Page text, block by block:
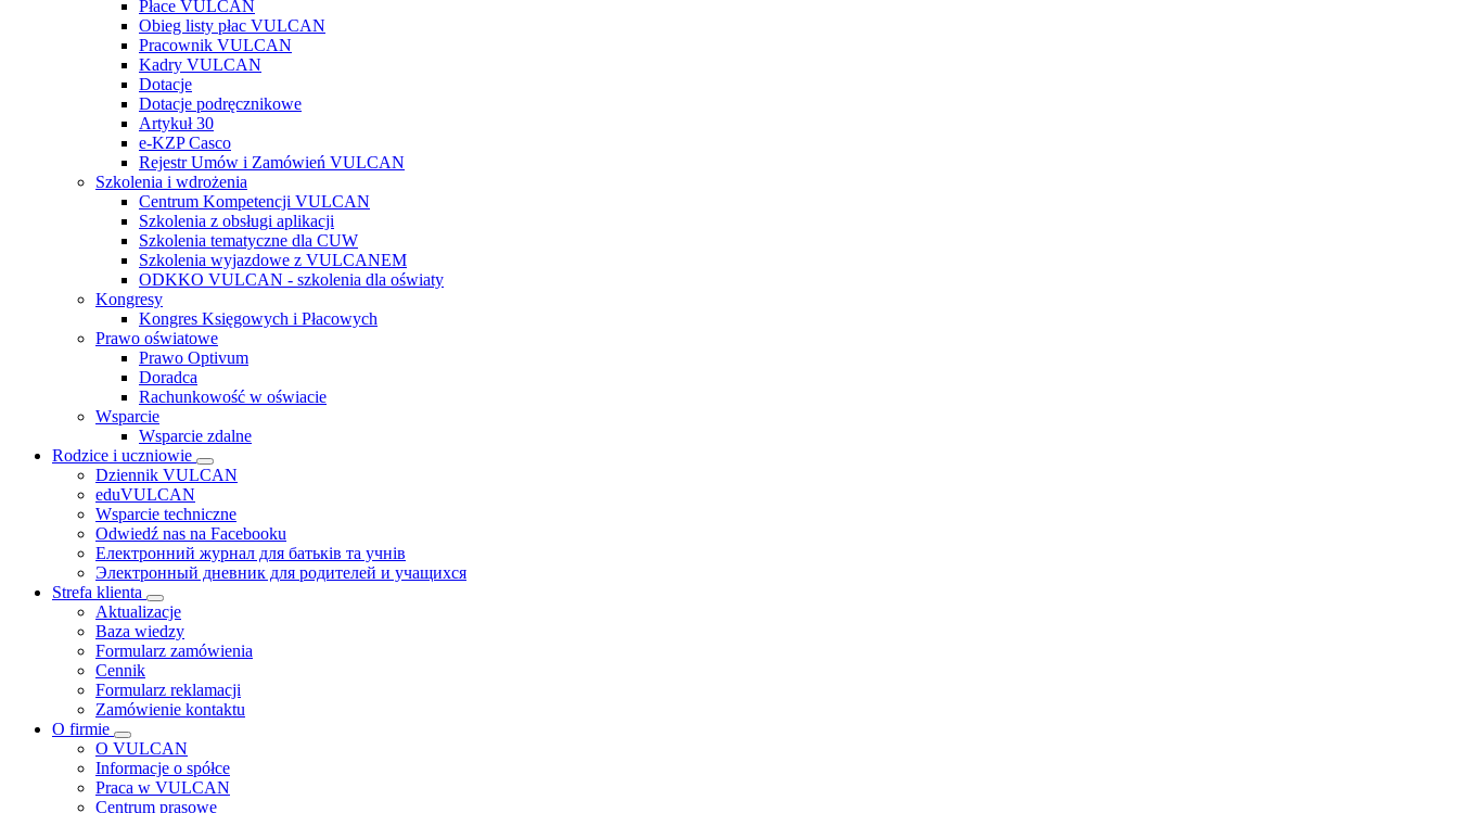
Płace VULCAN
Obieg listy płac VULCAN
Pracownik VULCAN
Kadry VULCAN
Dotacje
Dotacje podręcznikowe
Artykuł 30
e-KZP Casco
Rejestr Umów i Zamówień VULCAN
Szkolenia i wdrożenia
Centrum Kompetencji VULCAN
Szkolenia z obsługi aplikacji
Szkolenia tematyczne dla CUW
Szkolenia wyjazdowe z VULCANEM
ODKKO VULCAN - szkolenia dla oświaty
Kongresy
Kongres Księgowych i Płacowych
Prawo oświatowe
Prawo Optivum
Doradca
Rachunkowość w oświacie
Wsparcie
Wsparcie zdalne
Rodzice i uczniowie
Dziennik VULCAN
eduVULCAN
Wsparcie techniczne
Odwiedź nas na Facebooku
Електронний журнал для батьків та учнів
Электронный дневник для родителей и учащихся
Strefa klienta
Aktualizacje
Baza wiedzy
Formularz zamówienia
Cennik
Formularz reklamacji
Zamówienie kontaktu
O firmie
O VULCAN
Informacje o spółce
Praca w VULCAN
Centrum prasowe